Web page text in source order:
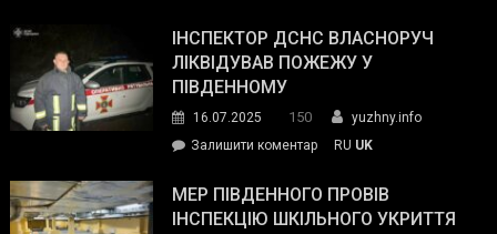
провів
нараду
силових
та
органів:
«Наш
ІНСПЕКТОР ДСНС ВЛАСНОРУЧ
ЛІКВІДУВАВ ПОЖЕЖУ У
ПІВДЕННОМУ
16.07.2025 150
yuzhny.info
Залишити коментарon
ДСНС
власноруч
RU UK
МЕР ПІВДЕННОГО ПРОВІВ
ІНСПЕКЦІЮ ШКІЛЬНОГО УКРИТТЯ